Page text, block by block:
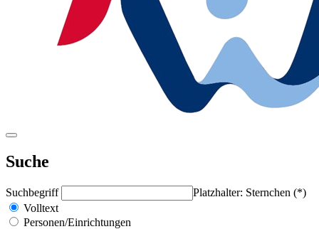
Suche
Suchbegriff
Platzhalter: Sternchen (*)
Volltext
Personen/Einrichtungen